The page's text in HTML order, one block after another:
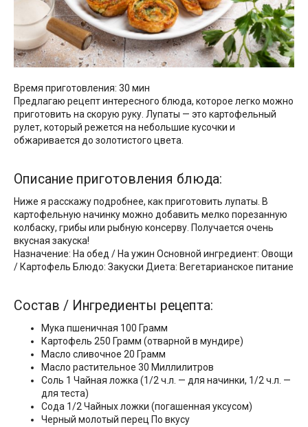
Время приготовления: 30 мин
Предлагаю рецепт интересного блюда, которое легко можно
приготовить на скорую руку. Лупаты — это картофельный
рулет, который режется на небольшие кусочки и
обжаривается до золотистого цвета.
Описание приготовления блюда:
Ниже я расскажу подробнее, как приготовить лупаты. В
картофельную начинку можно добавить мелко порезанную
колбаску, грибы или рыбную консерву. Получается очень
вкусная закуска!
Назначение: На обед / На ужин Основной ингредиент: Овощи
/ Картофель Блюдо: Закуски Диета: Вегетарианское питание
Состав / Ингредиенты рецепта:
Мука пшеничная 100 Грамм
Картофель 250 Грамм (отварной в мундире)
Масло сливочное 20 Грамм
Масло растительное 30 Миллилитров
Соль 1 Чайная ложка (1/2 ч.л. — для начинки, 1/2 ч.л. —
для теста)
Сода 1/2 Чайных ложки (погашенная уксусом)
Черный молотый перец По вкусу